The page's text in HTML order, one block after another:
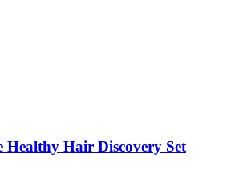
Healthy Hair Discovery Set